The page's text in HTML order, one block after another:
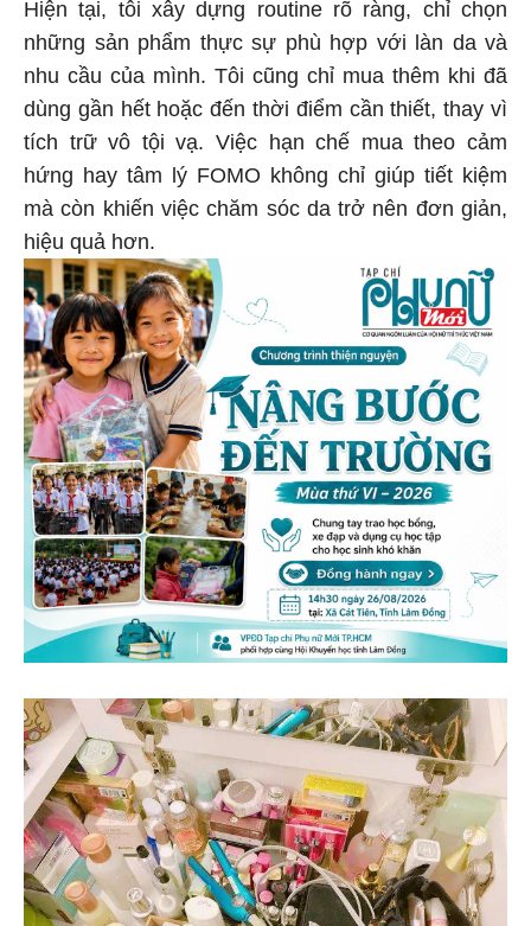
Hiện tại, tôi xây dựng routine rõ ràng, chỉ chọn
những sản phẩm thực sự phù hợp với làn da và
nhu cầu của mình. Tôi cũng chỉ mua thêm khi đã
dùng gần hết hoặc đến thời điểm cần thiết, thay vì
tích trữ vô tội vạ. Việc hạn chế mua theo cảm
hứng hay tâm lý FOMO không chỉ giúp tiết kiệm
mà còn khiến việc chăm sóc da trở nên đơn giản,
hiệu quả hơn.